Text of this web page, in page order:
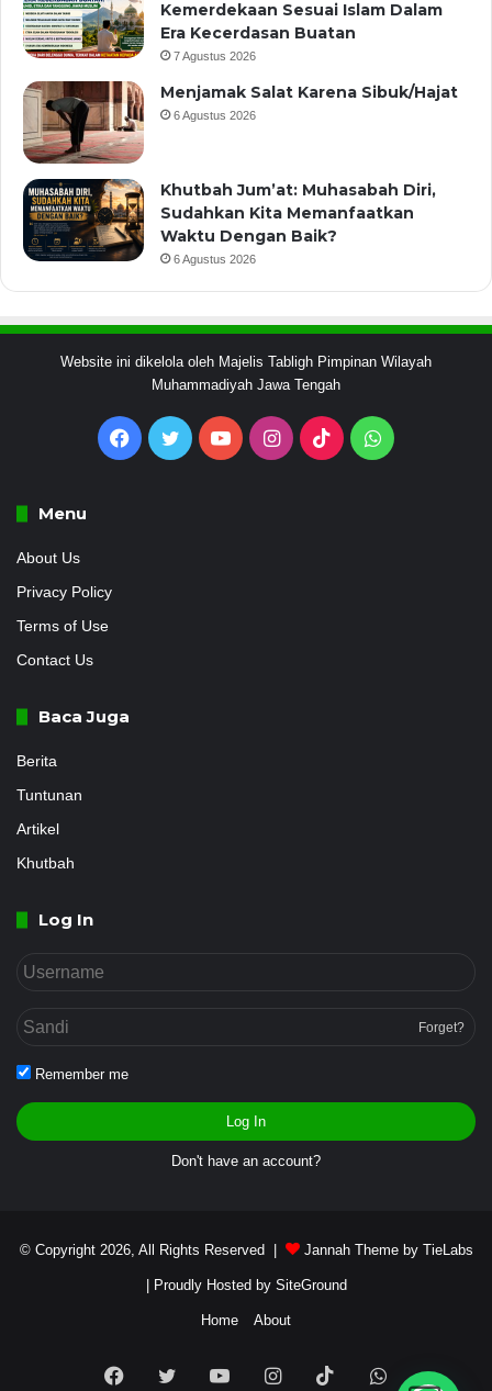
Kemerdekaan Sesuai Islam Dalam
Era Kecerdasan Buatan
7 Agustus 2026
Menjamak Salat Karena Sibuk/Hajat
6 Agustus 2026
Khutbah Jum’at: Muhasabah Diri,
Sudahkan Kita Memanfaatkan
Waktu Dengan Baik?
6 Agustus 2026
Website ini dikelola oleh Majelis Tabligh Pimpinan Wilayah
Muhammadiyah Jawa Tengah
Facebook
Twitter YouTubeInstagram
TikTokWhatsApp
Menu
About Us
Privacy Policy
Terms of Use
Contact Us
Baca Juga
Berita
Tuntunan
Artikel
Khutbah
Log In
Forget?
Remember me
Log In
Don't have an account?
© Copyright 2026, All Rights Reserved | Jannah Theme by TieLabs
| Proudly Hosted by SiteGround
Home About
Facebook
Twitter YouTubeInstagramTikTokWhatsApp